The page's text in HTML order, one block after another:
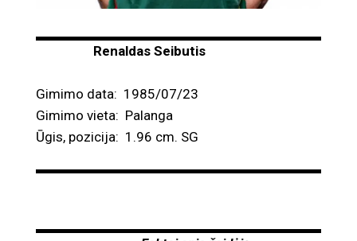
Renaldas Seibutis
Gimimo data: 1985/07/23
Gimimo vieta: Palanga
Ūgis, pozicija: 1.96 cm. SG